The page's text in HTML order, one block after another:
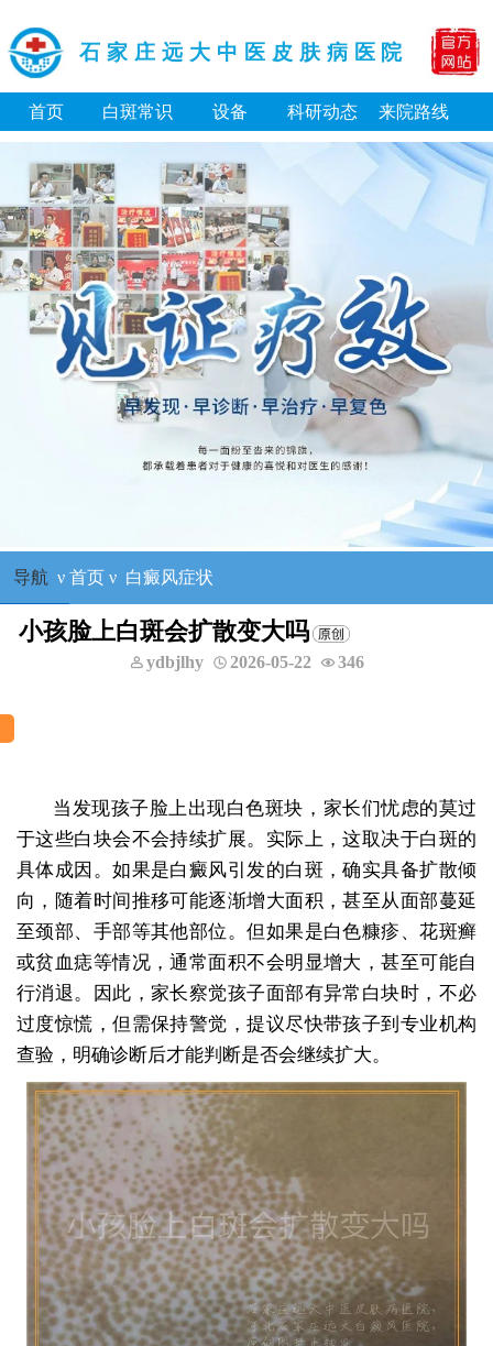
石家庄远大中医皮肤病医院
首页 白斑常识 设备 科研动态 来院路线
导航 ν 首页ν 白癜风症状
小孩脸上白斑会扩散变大吗
ydbjlhy 2026-05-22 346
当发现孩子脸上出现白色斑块，家长们忧虑的莫过
于这些白块会不会持续扩展。实际上，这取决于白斑的
具体成因。如果是白癜风引发的白斑，确实具备扩散倾
向，随着时间推移可能逐渐增大面积，甚至从面部蔓延
至颈部、手部等其他部位。但如果是白色糠疹、花斑癣
或贫血痣等情况，通常面积不会明显增大，甚至可能自
行消退。因此，家长察觉孩子面部有异常白块时，不必
过度惊慌，但需保持警觉，提议尽快带孩子到专业机构
查验，明确诊断后才能判断是否会继续扩大。